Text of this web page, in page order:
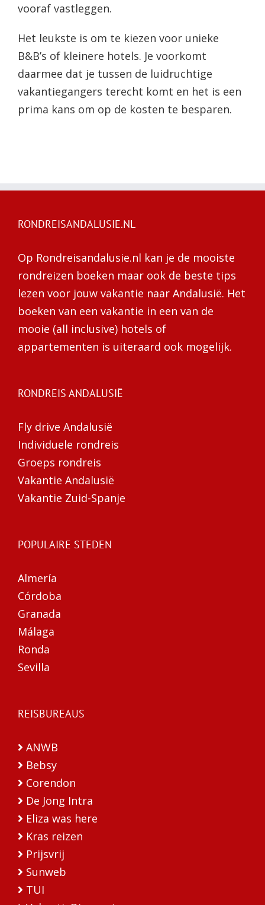
vooraf vastleggen.
Het leukste is om te kiezen voor unieke
B&B’s of kleinere hotels. Je voorkomt
daarmee dat je tussen de luidruchtige
vakantiegangers terecht komt en het is een
prima kans om op de kosten te besparen.
RONDREISANDALUSIE.NL
Op Rondreisandalusie.nl kan je de mooiste
rondreizen boeken maar ook de beste tips
lezen voor jouw vakantie naar Andalusië. Het
boeken van een vakantie in een van de
mooie (all inclusive) hotels of
appartementen is uiteraard ook mogelijk.
RONDREIS ANDALUSIË
Fly drive Andalusië
Individuele rondreis
Groeps rondreis
Vakantie Andalusië
Vakantie Zuid-Spanje
POPULAIRE STEDEN
Almería
Córdoba
Granada
Málaga
Ronda
Sevilla
REISBUREAUS
ANWB
Bebsy
Corendon
De Jong Intra
Eliza was here
Kras reizen
Prijsvrij
Sunweb
TUI